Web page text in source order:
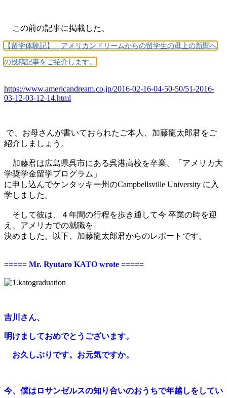
この前の記事に掲載した、
【留学体験記】 アメリカンドリームからの留学生の母上の新聞へ
の投稿記事をご紹介します。
https://www.americandream.co.jp/2016-02-16-04-50-50/51-2016-
03-12-03-12-14.html
で、お母さんが書いておられたご本人、加藤龍太郎君をご
紹介しましょう。
加藤君は広島県呉市にある呉港高校を卒業、「アメリカ大
学奨学金留学プログラム」
に申し込んでケンタッキー州のCampbellsville University に入
学しました。
そして彼は、４年間の行程を歩き通して今 卒業の時を迎
え、アメリカでの就職を
決めました。
以下、加藤龍太郎君からのレポートです。
===== Mr. Ryutaro KATO wrote =====
吉川さん、
明けましておめでとうございます。
お久しぶりです。お元気ですか。
今、僕はロサンゼルスの知り合いのおうちで年越しをしてい